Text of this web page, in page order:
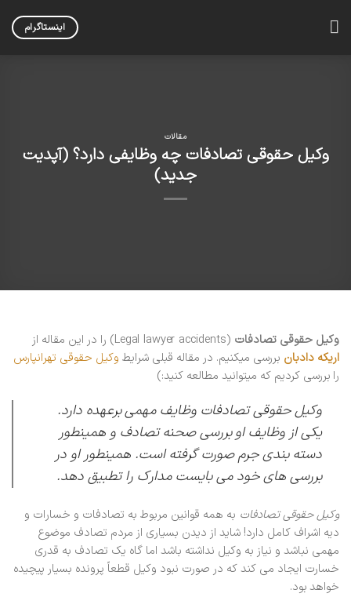
اینستاگرام
مقالات
وکیل حقوقی تصادفات چه وظایفی دارد؟ (آپدیت
جدید)
وکیل حقوقی تصادفات (Legal lawyer accidents) را در این مقاله از
اریکه دادبان بررسی میکنیم. در مقاله قبلی شرایط وکیل حقوقی تهرانپارس
را بررسی کردیم که میتوانید مطالعه کنید:)
وکیل حقوقی تصادفات وظایف مهمی برعهده دارد.
یکی از وظایف او بررسی صحنه تصادف و همینطور
دسته بندی جرم صورت گرفته است. همینطور او در
بررسی های خود می بایست مدارک را تطبیق دهد.
وکیل حقوقی تصادفات به همه قوانین مربوط به تصادفات و خسارات و
دیه اشراف کامل دارد! شاید از دیدن بسیاری از مردم تصادف موضوع
مهمی نباشد و نیاز به وکیل نداشته باشد اما گاه یک تصادف به قدری
خسارت ایجاد می کند که در صورت نبود وکیل قطعاً پرونده بسیار پیچیده
خواهد بود.